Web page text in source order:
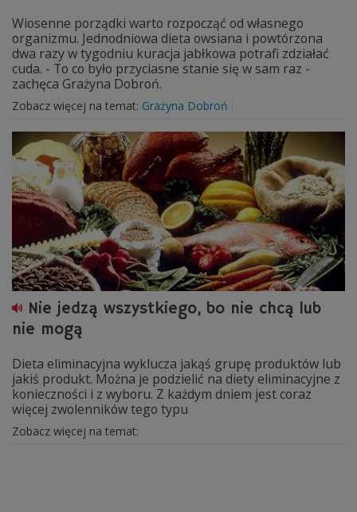
Wiosenne porządki warto rozpocząć od własnego
organizmu. Jednodniowa dieta owsiana i powtórzona
dwa razy w tygodniu kuracja jabłkowa potrafi zdziałać
cuda. - To co było przyciasne stanie się w sam raz -
zachęca Grażyna Dobroń.
Zobacz więcej na temat: Grażyna Dobroń
Nie jedzą wszystkiego, bo nie chcą lub
nie mogą
Dieta eliminacyjna wyklucza jakąś grupę produktów lub
jakiś produkt. Można je podzielić na diety eliminacyjne z
konieczności i z wyboru. Z każdym dniem jest coraz
więcej zwolenników tego typu
Zobacz więcej na temat: